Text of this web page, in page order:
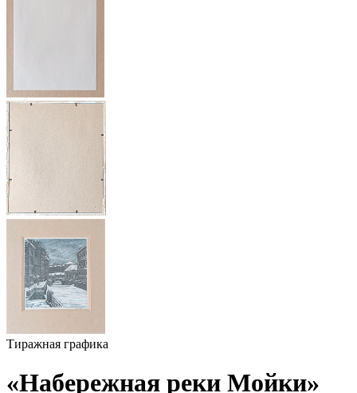
Тиражная графика
«Набережная реки Мойки»